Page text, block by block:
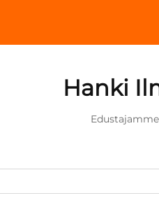
Hanki